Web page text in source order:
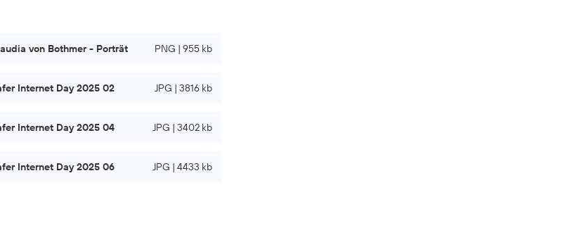
von Bothmer - Porträt PNG | 955 kb
Internet Day 2025 02 JPG | 3816 kb
Internet Day 2025 04 JPG | 3402 kb
Internet Day 2025 06 JPG | 4433 kb